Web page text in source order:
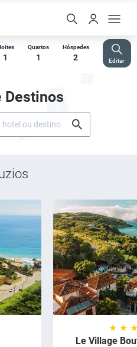
1
Quartos
1
Hóspedes
2 Editar
Destinos
★ ★
Le Village